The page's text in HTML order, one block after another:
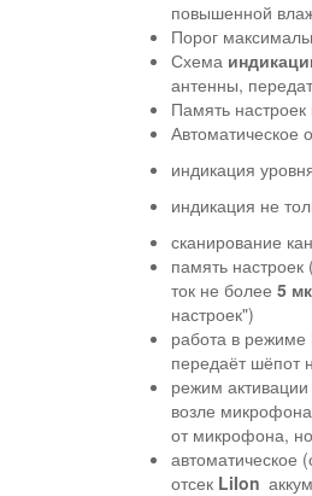
повышенной
Порог
Схема
антенны,
Память настроек
Автоматическое
индикация
индикация не
сканирование
память
ток не более 5
настроек")
работа в режиме
передаёт шёпот
режим
возле
от микрофона,
автоматическое
отсек LiIon